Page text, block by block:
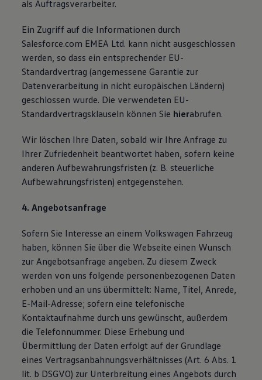
als Auftragsverarbeiter.
Ein Zugriff auf die Informationen durch
Salesforce.com EMEA Ltd. kann nicht ausgeschlossen
werden, so dass ein entsprechender EU-
Standardvertrag (angemessene Garantie zur
Datenverarbeitung in nicht europäischen Ländern)
geschlossen wurde. Die verwendeten EU-
Standardvertragsklauseln können Sie hierabrufen.
Wir löschen Ihre Daten, sobald wir Ihre Anfrage zu
Ihrer Zufriedenheit beantwortet haben, sofern keine
anderen Aufbewahrungsfristen (z. B. steuerliche
Aufbewahrungsfristen) entgegenstehen.
4. Angebotsanfrage
Sofern Sie Interesse an einem Volkswagen Fahrzeug
haben, können Sie über die Webseite einen Wunsch
zur Angebotsanfrage angeben. Zu diesem Zweck
werden von uns folgende personenbezogenen Daten
erhoben und an uns übermittelt: Name, Titel, Anrede,
E-Mail-Adresse; sofern eine telefonische
Kontaktaufnahme durch uns gewünscht, außerdem
die Telefonnummer. Diese Erhebung und
Übermittlung der Daten erfolgt auf der Grundlage
eines Vertragsanbahnungsverhältnisses (Art. 6 Abs. 1
lit. b DSGVO) zur Unterbreitung eines Angebots durch